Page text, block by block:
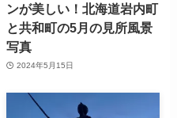
ンが美しい！北海道岩内町
と共和町の5月の見所風景
写真
2024年5月15日